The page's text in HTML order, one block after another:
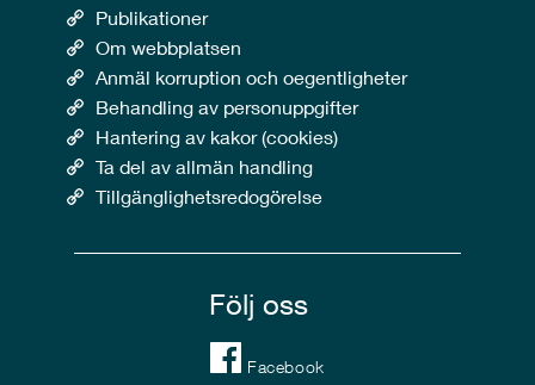
Publikationer
Om webbplatsen
Anmäl korruption och oegentligheter
Behandling av personuppgifter
Hantering av kakor (cookies)
Ta del av allmän handling
Tillgänglighetsredogörelse
Följ oss
Facebook